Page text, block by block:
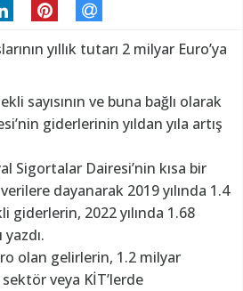
yıllık tutarı 2 milyar Euro’ya
sayısının ve buna bağlı olarak
giderlerinin yıldan yıla artış
Sigortalar Dairesi’nin kısa bir
dayanarak 2019 yılında 1.4
giderlerin, 2022 yılında 1.68
yazdı.
olan gelirlerin, 1.2 milyar
sektör veya KİT’lerde